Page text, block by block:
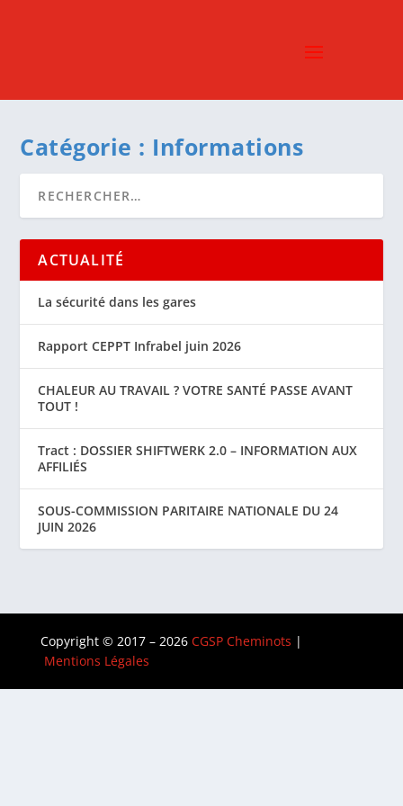
Catégorie : Informations
ACTUALITÉ
La sécurité dans les gares
Rapport CEPPT Infrabel juin 2026
CHALEUR AU TRAVAIL ? VOTRE SANTÉ PASSE AVANT
TOUT !
Tract : DOSSIER SHIFTWERK 2.0 – INFORMATION AUX
AFFILIÉS
SOUS-COMMISSION PARITAIRE NATIONALE DU 24
JUIN 2026
Copyright © 2017 – 2026 CGSP Cheminots |
Mentions Légales